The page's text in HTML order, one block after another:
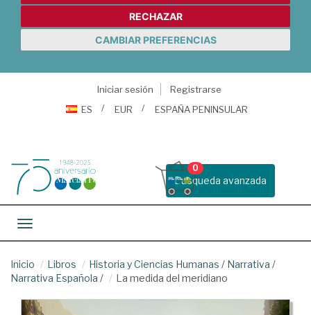
RECHAZAR
CAMBIAR PREFERENCIAS
Iniciar sesión
Registrarse
ES
EUR ESPAÑA PENINSULAR
Busqueda avanzada
0
Toggle navigation
Inicio Libros Historia y Ciencias Humanas / Narrativa /
Narrativa Española / La medida del meridiano